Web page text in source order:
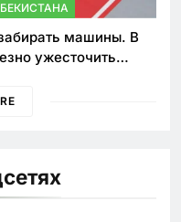
машины. В
ужесточить